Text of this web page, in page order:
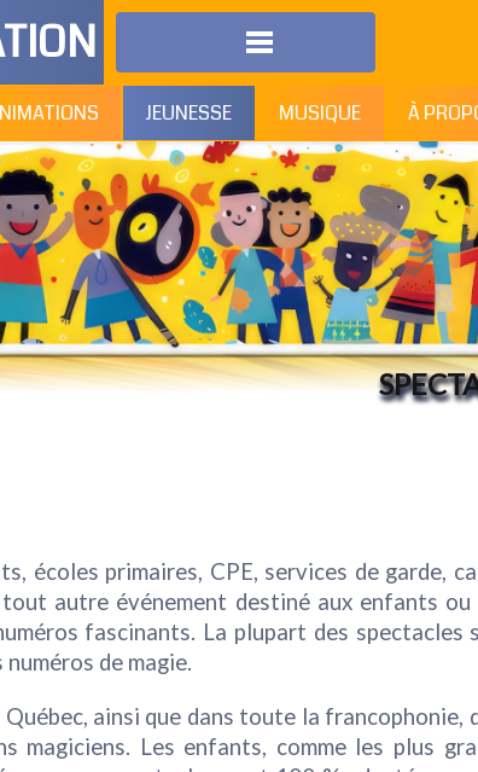
JEUNESSE MUSIQUE À
écoles primaires, CPE, services de garde,
autre événement destiné aux enfants ou
fascinants. La plupart des spectacles
de magie.
ainsi que dans toute la francophonie,
magiciens. Les enfants, comme les plus